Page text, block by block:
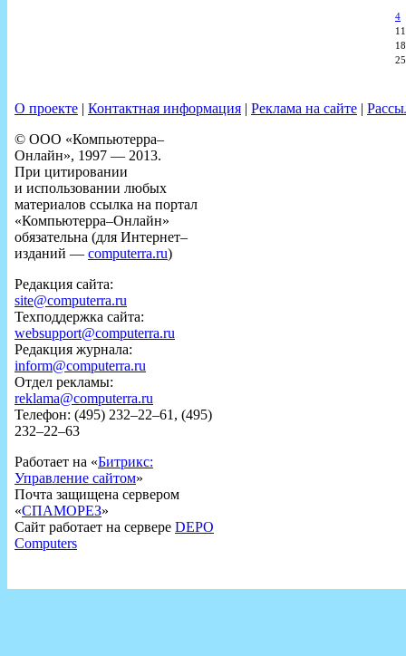
4
11
18
25
О проекте | Контактная информация | Реклама на сайте |
© ООО «Компьютерра–
Онлайн», 1997 — 2013.
При цитировании
и использовании любых
материалов ссылка на портал
«Компьютерра–Онлайн»
обязательна (для Интернет–
изданий — computerra.ru)
Редакция сайта:
site@computerra.ru
Техподдержка сайта:
websupport@computerra.ru
Редакция журнала:
inform@computerra.ru
Отдел рекламы:
reklama@computerra.ru
Телефон: (495) 232–22–61, (495)
232–22–63
Работает на «Битрикс:
Управление сайтом»
Почта защищена сервером
«СПАМОРЕЗ»
Сайт работает на сервере DEPO
Computers